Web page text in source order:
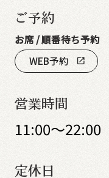
ご予約
お席 / 順番待ち予約
WEB予約
open_in_new
営業時間
11:00～22:00
定休日